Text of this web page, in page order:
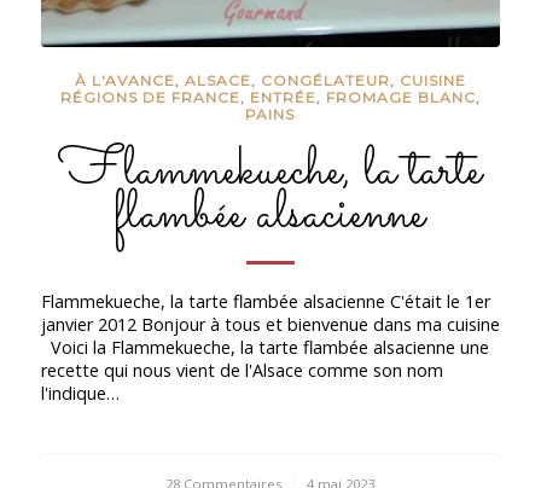
À L'AVANCE, ALSACE, CONGÉLATEUR, CUISINE
RÉGIONS DE FRANCE, ENTRÉE, FROMAGE BLANC,
PAINS
Flammekueche, la tarte
flambée alsacienne
Flammekueche, la tarte flambée alsacienne C'était le 1er
janvier 2012 Bonjour à tous et bienvenue dans ma cuisine
Voici la Flammekueche, la tarte flambée alsacienne une
recette qui nous vient de l'Alsace comme son nom
l'indique…
28 Commentaires
/ 4 mai 2023